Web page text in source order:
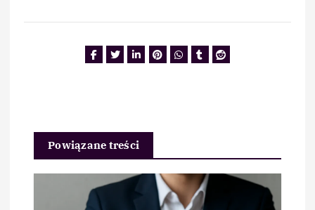
Powiązane treści